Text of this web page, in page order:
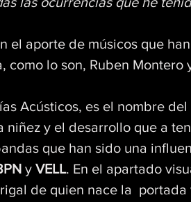
el aporte de músicos que
como lo son, Ruben Montero
Acústicos, es el nombre
niñez y el desarrollo que a
que han sido una
y VELL. En el apartado
de quien nace la